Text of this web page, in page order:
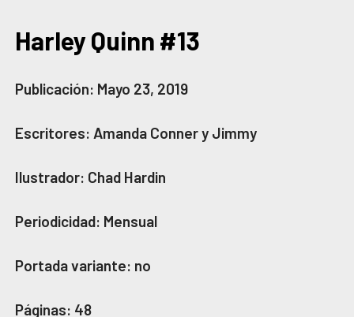
Harley Quinn #13
Publicación: Mayo 23, 2019
Escritores: Amanda Conner y Jimmy
Ilustrador: Chad Hardin
Periodicidad: Mensual
Portada variante: no
Páginas: 48